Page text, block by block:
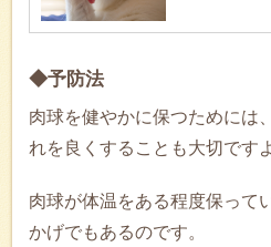
◆予防法
肉球を健やかに保つためには
れを良くすることも大切です
肉球が体温をある程度保って
かげでもあるのです。